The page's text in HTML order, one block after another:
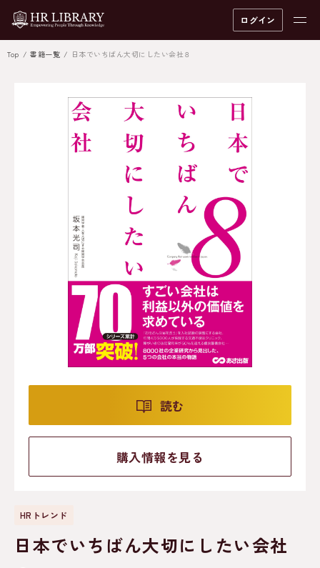
ログイン
Top 書籍一覧 日本でいちばん大切にしたい会社８
読む
購入情報を見る
HRトレンド
日本でいちばん大切にしたい会社